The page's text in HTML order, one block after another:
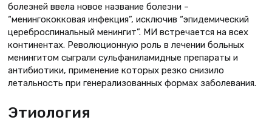
болезней ввела новое название болезни –
“менингококковая инфекция”, исключив “эпидемический
цереброспинальный менингит”. МИ встречается на всех
континентах. Революционную роль в лечении больных
менингитом сыграли сульфаниламидные препараты и
антибиотики, применение которых резко снизило
летальность при генерализованных формах заболевания.
Этиология